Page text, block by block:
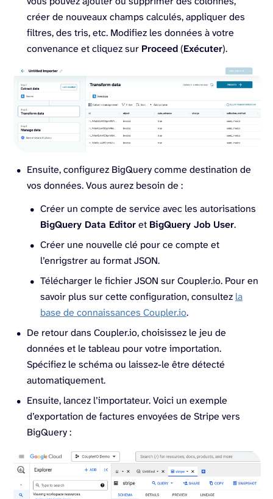
créer de nouveaux champs calculés, appliquer des
filtres, des tris, etc. Modifiez les données à votre
convenance et cliquez sur Proceed(Exécuter).
Ensuite, configurez BigQuery comme destination de
vos données. Vous aurez besoin de :
Créer un compte de service avec les autorisations
BigQuery Data Editoret BigQuery Job User.
Créer une nouvelle clé pour ce compte et
l’enrigstrer au format JSON.
Télécharger le fichier JSON sur Coupler.io. Pour en
savoir plus sur cette configuration, consultez la
base de connaissances Coupler.io.
De retour dans Coupler.io, choisissez le jeu de
données et le tableau pour votre importation.
Spécifiez le schéma ou laissez-le être détecté
automatiquement.
Ensuite, lancez l’importateur. Voici un exemple
d’exportation de factures envoyées de Stripe vers
BigQuery :